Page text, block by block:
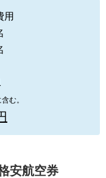
用
む。
安航空券